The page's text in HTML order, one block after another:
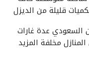
قليلة من الديزل
عدة غارات
مخلفة المزيد